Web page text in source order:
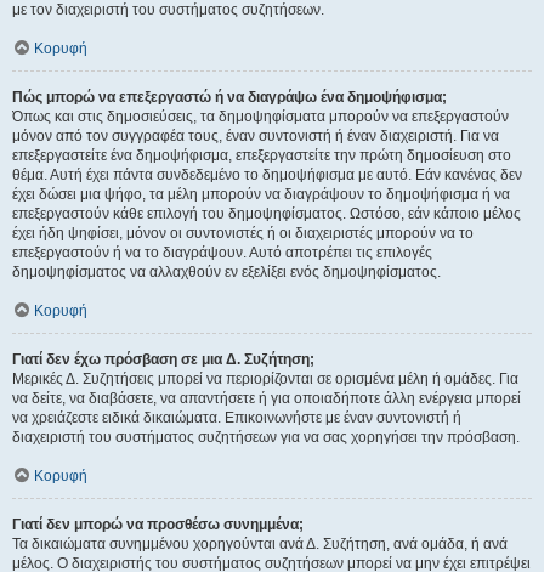
με τον διαχειριστή του συστήματος συζητήσεων.
Κορυφή
Πώς μπορώ να επεξεργαστώ ή να διαγράψω ένα δημοψήφισμα;
Όπως και στις δημοσιεύσεις, τα δημοψηφίσματα μπορούν να επεξεργαστούν
μόνον από τον συγγραφέα τους, έναν συντονιστή ή έναν διαχειριστή. Για να
επεξεργαστείτε ένα δημοψήφισμα, επεξεργαστείτε την πρώτη δημοσίευση στο
θέμα. Αυτή έχει πάντα συνδεδεμένο το δημοψήφισμα με αυτό. Εάν κανένας δεν
έχει δώσει μια ψήφο, τα μέλη μπορούν να διαγράψουν το δημοψήφισμα ή να
επεξεργαστούν κάθε επιλογή του δημοψηφίσματος. Ωστόσο, εάν κάποιο μέλος
έχει ήδη ψηφίσει, μόνον οι συντονιστές ή οι διαχειριστές μπορούν να το
επεξεργαστούν ή να το διαγράψουν. Αυτό αποτρέπει τις επιλογές
δημοψηφίσματος να αλλαχθούν εν εξελίξει ενός δημοψηφίσματος.
Κορυφή
Γιατί δεν έχω πρόσβαση σε μια Δ. Συζήτηση;
Μερικές Δ. Συζητήσεις μπορεί να περιορίζονται σε ορισμένα μέλη ή ομάδες. Για
να δείτε, να διαβάσετε, να απαντήσετε ή για οποιαδήποτε άλλη ενέργεια μπορεί
να χρειάζεστε ειδικά δικαιώματα. Επικοινωνήστε με έναν συντονιστή ή
διαχειριστή του συστήματος συζητήσεων για να σας χορηγήσει την πρόσβαση.
Κορυφή
Γιατί δεν μπορώ να προσθέσω συνημμένα;
Τα δικαιώματα συνημμένου χορηγούνται ανά Δ. Συζήτηση, ανά ομάδα, ή ανά
μέλος. Ο διαχειριστής του συστήματος συζητήσεων μπορεί να μην έχει επιτρέψει